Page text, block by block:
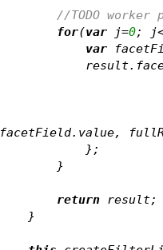
//TODO
for(var j=0;
var
facetField.value,
            };
        }
return result;
    }